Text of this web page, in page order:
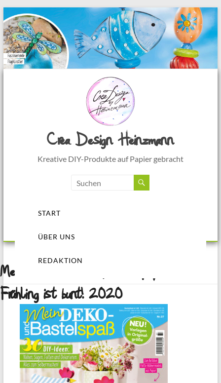
Crea Design Heinzmann
Kreative DIY-Produkte auf Papier gebracht
MenüSTART
ÜBER UNS
REDAKTION
Mein DEKO- und Bastelspaß: Mein
Frühling ist bunt! 2020